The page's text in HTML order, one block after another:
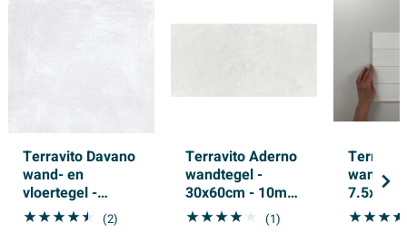
Terravito Davano
wand- en
vloertegel -
60x60cm - 9mm -
Vierkant -
(2)
Terravito Aderno
wandtegel -
30x60cm - 10mm
- gerectificeerd -
Betonlook - Silver
(1)
8.6mm